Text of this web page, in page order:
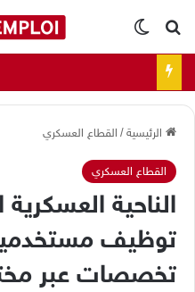
بحث عنالوضع المظلم
الرئيسية/ القطاع العسكري
القطاع العسكري
الناحية
توظيف
تخصصات عبر